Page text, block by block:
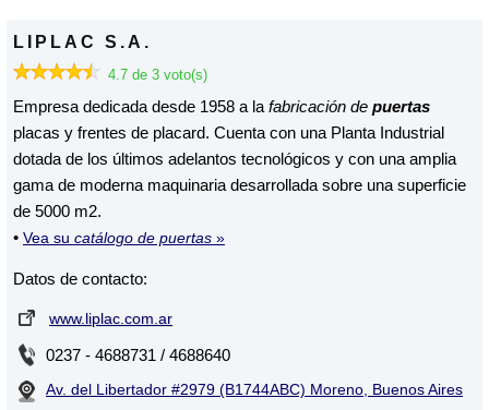
LIPLAC S.A.
4.7 de 3 voto(s)
Empresa dedicada desde 1958 a la fabricación de puertas
placas y frentes de placard. Cuenta con una Planta Industrial
dotada de los últimos adelantos tecnológicos y con una amplia
gama de moderna maquinaria desarrollada sobre una superficie
de 5000 m2.
• Vea su catálogo de puertas »
Datos de contacto:
www.liplac.com.ar
0237 - 4688731 / 4688640
Av. del Libertador #2979 (B1744ABC) Moreno, Buenos Aires